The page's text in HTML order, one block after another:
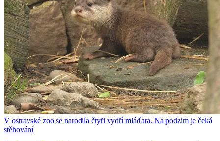
V ostravské zoo se narodila čtyři vydří mláďata. Na podzim je čeká
stěhování